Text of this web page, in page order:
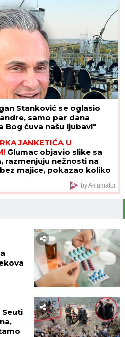
Stanković se oglasio
samo par dana
Bog čuva našu ljubav!"
JANKETIĆA U
Glumac objavio slike sa
razmenjuju nežnosti na
majice, pokazao koliko
by Aklamator
Seuti